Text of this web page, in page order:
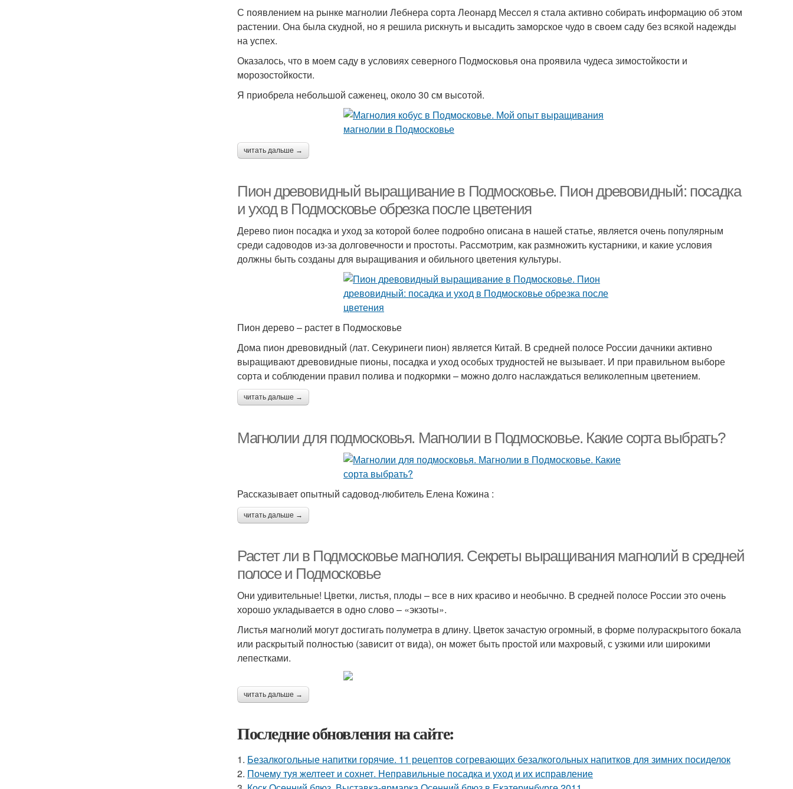
С появлением на рынке магнолии Лебнера сорта Леонард Мессел я стала активно собирать информацию об этом
растении. Она была скудной, но я решила рискнуть и высадить заморское чудо в своем саду без всякой надежды
на успех.
Оказалось, что в моем саду в условиях северного Подмосковья она проявила чудеса зимостойкости и
морозостойкости.
Я приобрела небольшой саженец, около 30 см высотой.
читать дальше →
Пион древовидный выращивание в Подмосковье. Пион древовидный: посадка
и уход в Подмосковье обрезка после цветения
Дерево пион посадка и уход за которой более подробно описана в нашей статье, является очень популярным
среди садоводов из-за долговечности и простоты. Рассмотрим, как размножить кустарники, и какие условия
должны быть созданы для выращивания и обильного цветения культуры.
Пион дерево – растет в Подмосковье
Дома пион древовидный (лат. Секуринеги пион) является Китай. В средней полосе России дачники активно
выращивают древовидные пионы, посадка и уход особых трудностей не вызывает. И при правильном выборе
сорта и соблюдении правил полива и подкормки – можно долго наслаждаться великолепным цветением.
читать дальше →
Магнолии для подмосковья. Магнолии в Подмосковье. Какие сорта выбрать?
Рассказывает опытный садовод-любитель Елена Кожина :
читать дальше →
Растет ли в Подмосковье магнолия. Секреты выращивания магнолий в средней
полосе и Подмосковье
Они удивительные! Цветки, листья, плоды – все в них красиво и необычно. В средней полосе России это очень
хорошо укладывается в одно слово – «экзоты».
Листья магнолий могут достигать полуметра в длину. Цветок зачастую огромный, в форме полураскрытого бокала
или раскрытый полностью (зависит от вида), он может быть простой или махровый, с узкими или широкими
лепестками.
читать дальше →
Последние обновления на сайте:
1. Безалкогольные напитки горячие. 11 рецептов согревающих безалкогольных напитков для зимних посиделок
2. Почему туя желтеет и сохнет. Неправильные посадка и уход и их исправление